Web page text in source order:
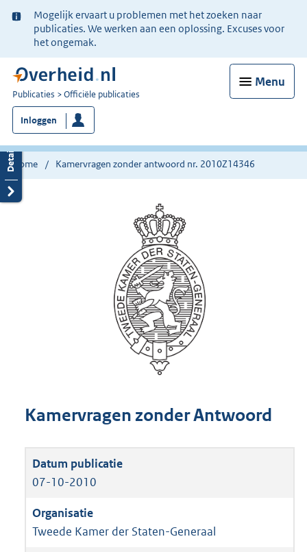
Ter
informatie:
Mogelijk ervaart u problemen met het zoeken naar
publicaties. We werken aan een oplossing. Excuses voor
het ongemak.
Menu
U
bent
nu
hier:
Publicaties Officiële publicaties
Inloggen
Home Kamervragen zonder antwoord nr. 2010Z14346
Kamervragen zonder Antwoord
07-10-2010
Tweede Kamer der Staten-Generaal